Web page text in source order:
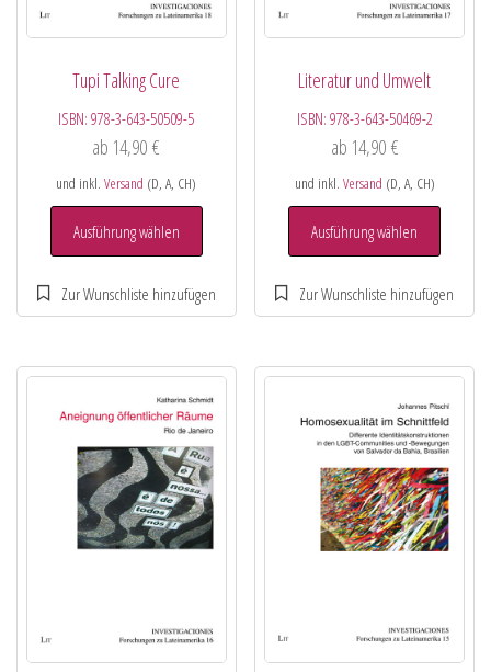
Tupi Talking Cure
ISBN:978-3-643-50509-5
ab 14,90€
und inkl.Versand (D, A, CH)
Ausführung wählen
Literatur und Umwelt
ISBN: 978-3-643-50469-2
ab 14,90 €
und inkl. Versand (D, A, CH)
Ausführung wählen